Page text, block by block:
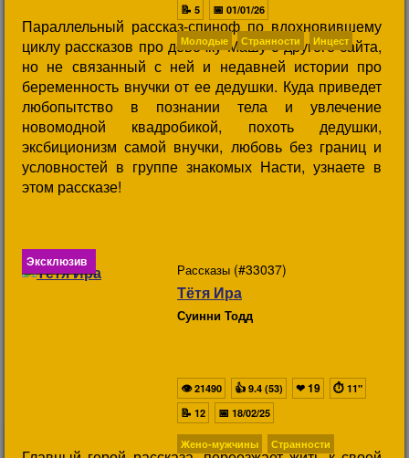
Параллельный рассказ-спиноф по вдохновившему
циклу рассказов про девочку Машу с другого сайта,
но не связанный с ней и недавней истории про
беременность внучки от ее дедушки. Куда приведет
любопытство в познании тела и увлечение
новомодной квадробикой, похоть дедушки,
эксбиционизм самой внучки, любовь без границ и
условностей в группе знакомых Насти, узнаете в
этом рассказе!
📝 5 📅 01/01/26
Молодые Странности Инцест
Эксклюзив
Рассказы (#33037)
Тётя Ира
Суинни Тодд
👁21490 👍 9.4 (53) ❤19 ⏱ 11"
📝 12 📅 18/02/25
Жено-мужчины
Странности